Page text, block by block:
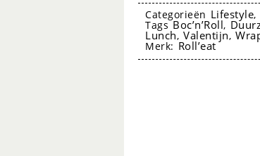
Dieren
TURTLE
Categorieën Lifestyle,
Tags Boc’n’Roll,
Lunch,Valentijn,
Merk: Roll’eat